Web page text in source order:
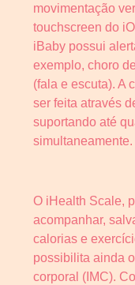
movimentação
touchscreen do
iBaby possui
exemplo, choro
(fala e escuta). A
ser feita através
suportando até
simultaneamente.
O iHealth Scale,
acompanhar,
calorias e
possibilita ainda
corporal (IMC).